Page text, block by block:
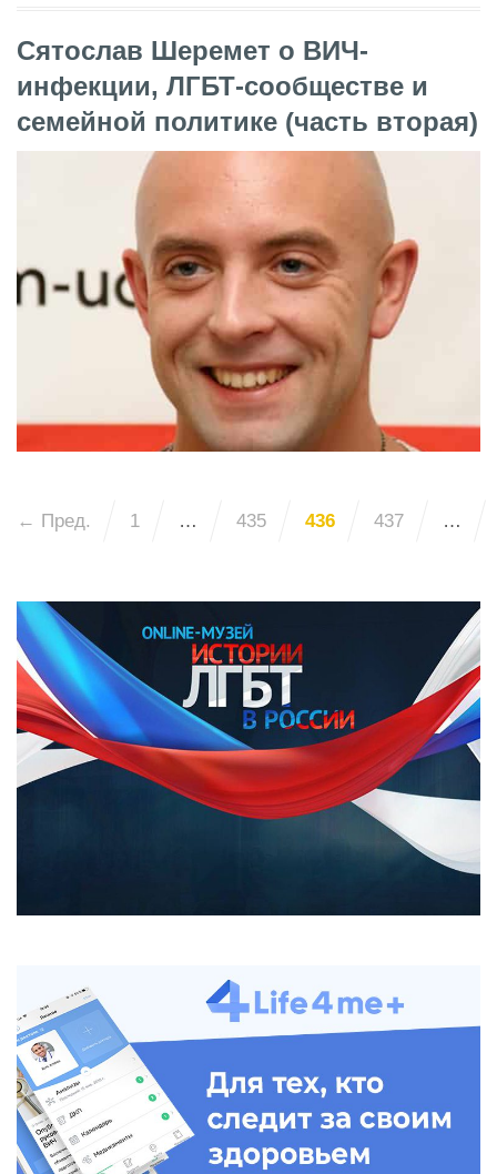
Сятослав Шеремет о ВИЧ-
инфекции, ЛГБТ-сообществе и
семейной политике (часть вторая)
← Пред. 1 … 435 436 437 …